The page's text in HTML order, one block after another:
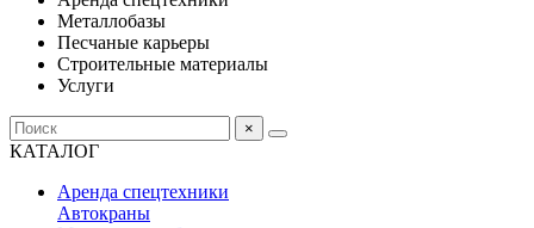
Металлобазы
Песчаные карьеры
Строительные материалы
Услуги
×
КАТАЛОГ
Аренда спецтехники
Автокраны